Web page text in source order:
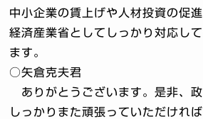
中小企業の賃上げや人材投資の促
経済産業省としてしっかり対応し
ます。
○矢倉克夫君
ありがとうございます。是非、
しっかりまた頑張っていただけれ